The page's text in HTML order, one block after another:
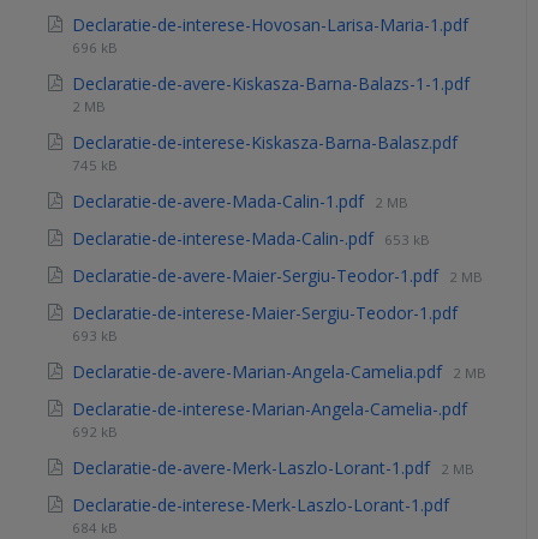
Declaratie-de-interese-Hovosan-Larisa-Maria-1.pdf
696 kB
Declaratie-de-avere-Kiskasza-Barna-Balazs-1-1.pdf
2 MB
Declaratie-de-interese-Kiskasza-Barna-Balasz.pdf
745 kB
Declaratie-de-avere-Mada-Calin-1.pdf 2 MB
Declaratie-de-interese-Mada-Calin-.pdf 653 kB
Declaratie-de-avere-Maier-Sergiu-Teodor-1.pdf 2 MB
Declaratie-de-interese-Maier-Sergiu-Teodor-1.pdf
693 kB
Declaratie-de-avere-Marian-Angela-Camelia.pdf 2 MB
Declaratie-de-interese-Marian-Angela-Camelia-.pdf
692 kB
Declaratie-de-avere-Merk-Laszlo-Lorant-1.pdf 2 MB
Declaratie-de-interese-Merk-Laszlo-Lorant-1.pdf
684 kB